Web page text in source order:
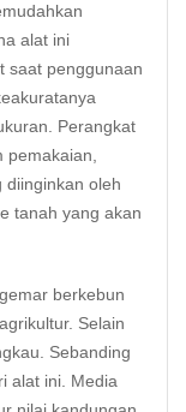
alat ini
saat penggunaan
Perangkat
pemakaian,
diinginkan oleh
tanah yang akan
berkebun
Selain
Sebanding
alat ini. Media